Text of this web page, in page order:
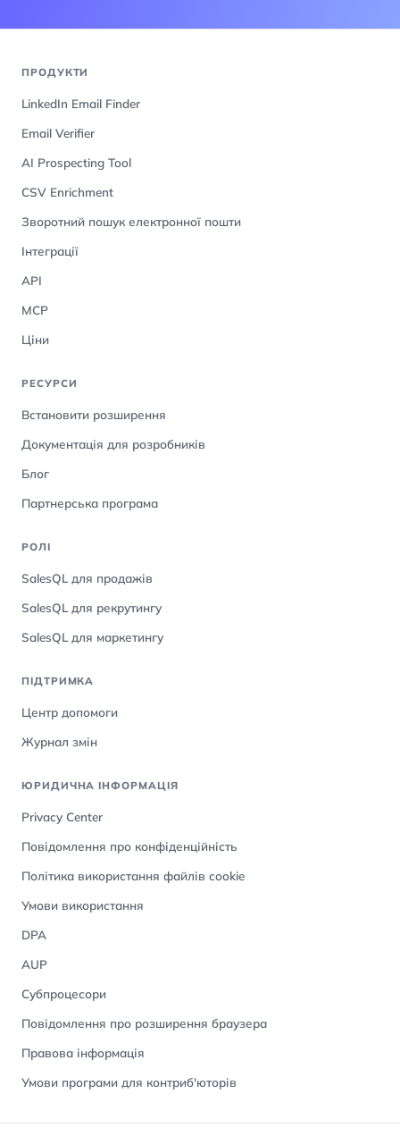
ПРОДУКТИ
LinkedIn Email Finder
Email Verifier
AI Prospecting Tool
CSV Enrichment
Зворотний пошук електронної пошти
Інтеграції
API
MCP
Ціни
РЕСУРСИ
Встановити розширення
Документація для розробників
Блог
Партнерська програма
РОЛІ
SalesQL для продажів
SalesQL для рекрутингу
SalesQL для маркетингу
ПІДТРИМКА
Центр допомоги
Журнал змін
ЮРИДИЧНА ІНФОРМАЦІЯ
Privacy Center
Повідомлення про конфіденційність
Політика використання файлів cookie
Умови використання
DPA
AUP
Субпроцесори
Повідомлення про розширення браузера
Правова інформація
Умови програми для контриб'юторів